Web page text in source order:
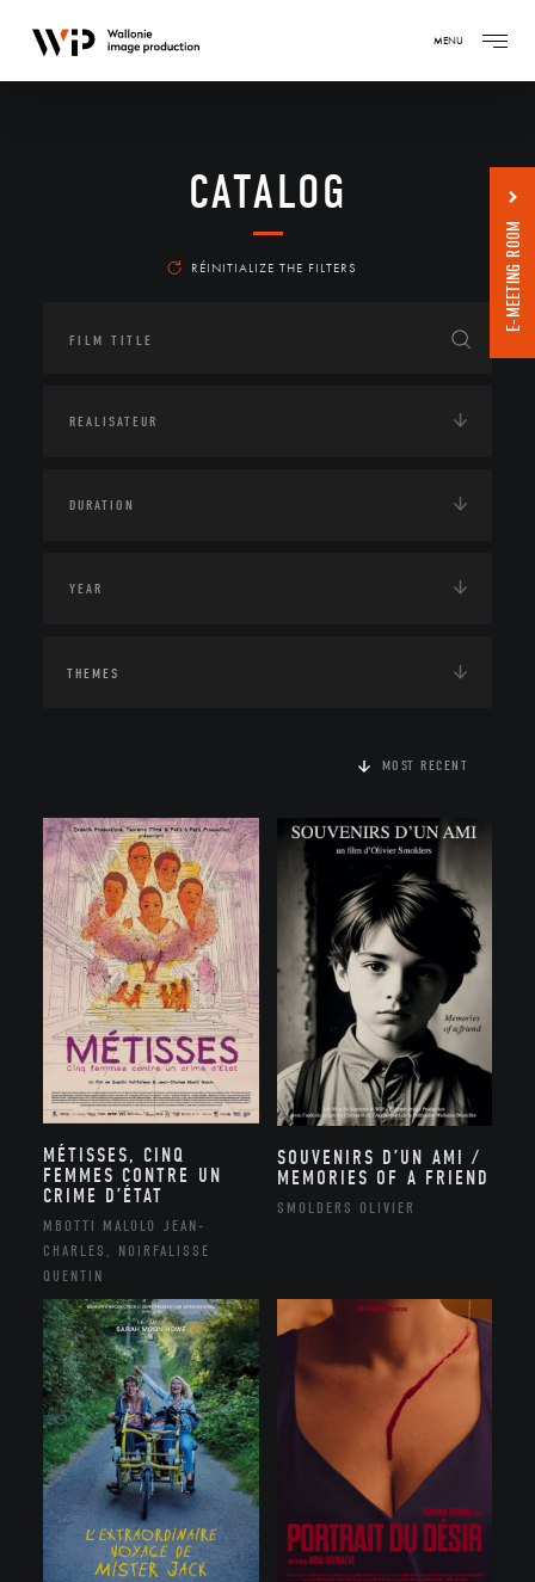
MENU
CATALOG
RÉINITIALIZE THE FILTERS
THEMES
MOST RECENT
MÉTISSES, CINQ
FEMMES CONTRE UN
CRIME D’ÉTAT
MBOTTI MALOLO JEAN-
CHARLES, NOIRFALISSE
QUENTIN
SOUVENIRS D’UN AMI /
MEMORIES OF A FRIEND
SMOLDERS OLIVIER
E-MEETING ROOM